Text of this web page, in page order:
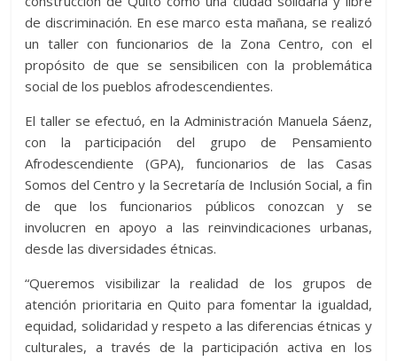
de discriminación. En ese marco esta mañana, se realizó
un taller con funcionarios de la Zona Centro, con el
propósito de que se sensibilicen con la problemática
social de los pueblos afrodescendientes.
El taller se efectuó, en la Administración Manuela Sáenz,
con la participación del grupo de Pensamiento
Afrodescendiente (GPA), funcionarios de las Casas
Somos del Centro y la Secretaría de Inclusión Social, a fin
de que los funcionarios públicos conozcan y se
involucren en apoyo a las reinvindicaciones urbanas,
desde las diversidades étnicas.
“Queremos visibilizar la realidad de los grupos de
atención prioritaria en Quito para fomentar la igualdad,
equidad, solidaridad y respeto a las diferencias étnicas y
culturales, a través de la participación activa en los